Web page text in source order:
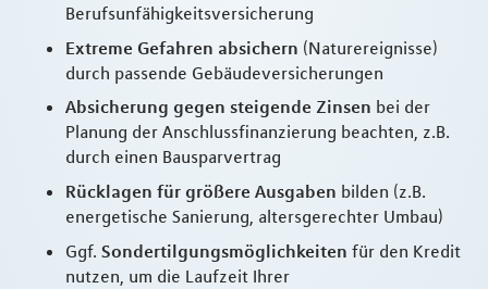
Berufsunfähigkeitsversicherung
Extreme Gefahren absichern (Naturereignisse)
durch passende Gebäudeversicherungen
Absicherung gegen steigende Zinsen bei der
Planung der Anschlussfinanzierung beachten, z.B.
durch einen Bausparvertrag
Rücklagen für größere Ausgaben bilden (z.B.
energetische Sanierung, altersgerechter Umbau)
Ggf. Sondertilgungsmöglichkeiten für den Kredit
nutzen, um die Laufzeit Ihrer